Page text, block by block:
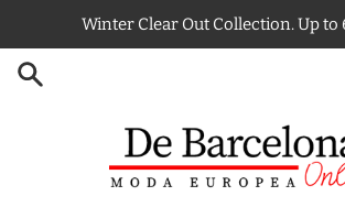
contenido
Winter Clear Out Collection. Up to